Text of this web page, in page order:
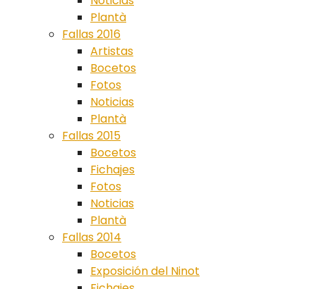
Plantà
Fallas 2016
Artistas
Bocetos
Fotos
Noticias
Plantà
Fallas 2015
Bocetos
Fichajes
Fotos
Noticias
Plantà
Fallas 2014
Bocetos
Exposición del Ninot